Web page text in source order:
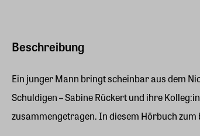
Beschreibung
Ein junger Mann bringt scheinbar aus dem
Schuldigen – Sabine Rückert und ihre
zusammengetragen. In diesem Hörbuch